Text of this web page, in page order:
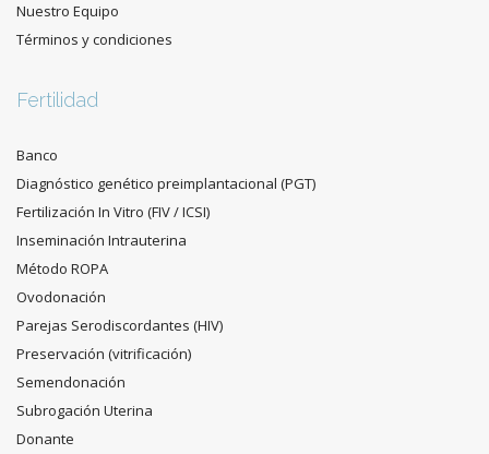
Nuestro Equipo
Términos y condiciones
Fertilidad
Banco
Diagnóstico genético preimplantacional (PGT)
Fertilización In Vitro (FIV / ICSI)
Inseminación Intrauterina
Método ROPA
Ovodonación
Parejas Serodiscordantes (HIV)
Preservación (vitrificación)
Semendonación
Subrogación Uterina
Donante